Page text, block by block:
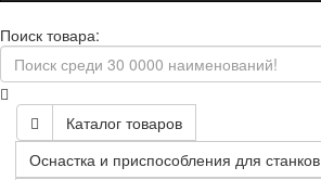
Поиск товара:
Каталог товаров
Оснастка и приспособления для станков